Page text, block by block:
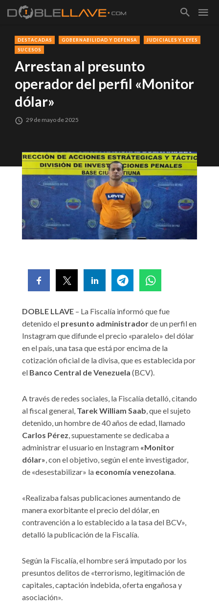
DESTACADAS GOBERNABILIDAD Y DEFENSA
JUDICIALES Y LEYES
SUCESOS
Arrestan al presunto
operador del perfil «Monitor
dólar»
29 de mayo de 2025
DOBLE LLAVE – La Fiscalía informó que fue
detenido el presunto administradorde un perfil en
Instagram que difunde el precio «paralelo» del dólar
en el país, una tasa que está por encima de la
cotización oficial de la divisa, que es establecida por
el Banco Central de Venezuela (BCV).
A través de redes sociales, la Fiscalía detalló, citando
al fiscal general, Tarek William Saab, que el sujeto
detenido, un hombre de 40 años de edad, llamado
Carlos Pérez, supuestamente se dedicaba a
administrar el usuario en Instagram «Monitor
dólar», con el objetivo, según el ente investigador,
de «desestabilizar» la economía venezolana.
«Realizaba falsas publicaciones aumentando de
manera exorbitante el precio del dólar, en
contravención a lo establecido a la tasa del BCV»,
detalló la publicación de la Fiscalía.
Según la Fiscalía, el hombre será imputado por los
presuntos delitos de «terrorismo, legitimación de
capitales, captación indebida, oferta engañosa y
asociación».